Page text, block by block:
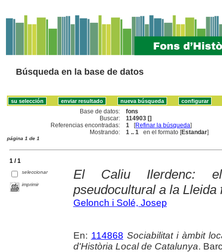
Búsqueda en la base de datos
Base de datos:
fons
Buscar:
114903 []
Referencias encontradas:
1 [Refinar la búsqueda]
Mostrando:
1 .. 1 en el formato [Estandar]
página 1 de 1
1 / 1
seleccionar
imprimir
El Caliu Ilerdenc:
pseudocultural a la Lleida
Gelonch i Solé, Josep
En: 114868 Sociabilitat i àmbit
d'Història Local de Catalunya.